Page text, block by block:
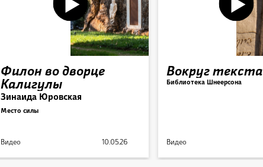
Филон во дворце
Калигулы
Зинаида Юровская
Место силы
Видео 10.05.26
Вокруг текста
Библиотека Шнеерсона
Видео